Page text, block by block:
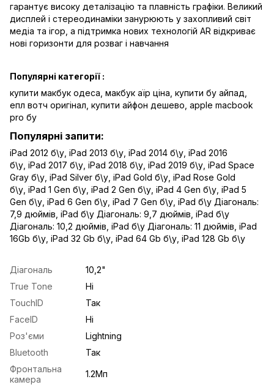
гарантує високу деталізацію та плавність графіки. Великий
дисплей і стереодинаміки занурюють у захопливий світ
медіа та ігор, а підтримка нових технологій AR відкриває
нові горизонти для розваг і навчання
Популярні категорії :
купити макбук одеса макбук аїр ціна купити бу айпад
епл вотч оригінал купити айфон дешево apple macbook
pro бу
Популярні запити:
iPad 2012 б\у iPad 2013 б\у iPad 2014 б\у iPad 2016
б\у iPad 2017 б\у iPad 2018 б\у iPad 2019 б\у iPad Space
Gray б\у iPad Silver б\у iPad Gold б\у iPad Rose Gold
б\у iPad 1 Gen б\у iPad 2 Gen б\у iPad 4 Gen б\у iPad 5
Gen б\у iPad 6 Gen б\у iPad 7 Gen б\у iPad б\у Діагональ:
7,9 дюймів iPad б\у Діагональ: 9,7 дюймів iPad б\у
Діагональ: 10,2 дюймів iPad б\у Діагональ: 11 дюймів iPad
16Gb б\у iPad 32 Gb б\у iPad 64 Gb б\у iPad 128 Gb б\у
Діагональ
10,2"
True Tone
Ні
TouchID
Так
FaceID
Ні
Роз'єми
Lightning
Bluetooth
Так
Фронтальна
камера
1.2Мп